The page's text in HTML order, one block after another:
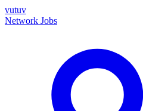
vutuv
Network Jobs